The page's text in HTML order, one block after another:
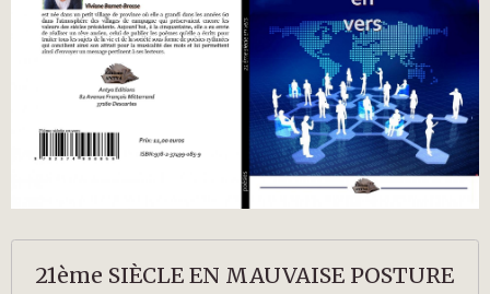
21ème SIÈCLE EN MAUVAISE POSTURE